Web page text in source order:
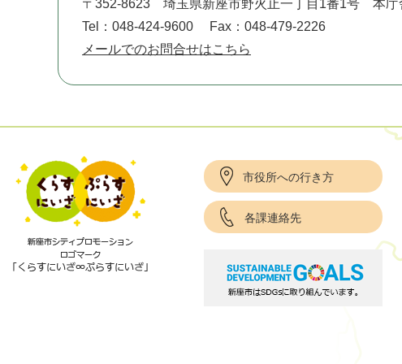
〒352-8623
埼玉県新座市野火止一丁目1番1号 本庁
Tel：048-424-9600
Fax：048-479-2226
メールでのお問合せはこちら
市役所への行き方
各課連絡先